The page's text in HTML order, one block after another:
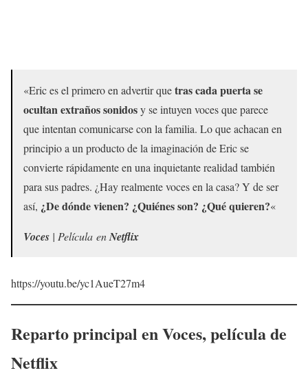
«Eric es el primero en advertir quetras cada puerta se
ocultan extraños sonidosy se intuyen voces que parece
que intentan comunicarse con la familia. Lo que achacan en
principio a un producto de la imaginación de Eric se
convierte rápidamente en una inquietante realidad también
para sus padres. ¿Hay realmente voces en la casa? Y de ser
así, ¿De dónde vienen? ¿Quiénes son? ¿Qué quieren?«
Voces | Película enNetflix
https://youtu.be/yc1AueT27m4
Reparto principal enVoces, película de
Netflix